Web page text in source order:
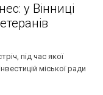
у Вінниці
під час якої
міської ради